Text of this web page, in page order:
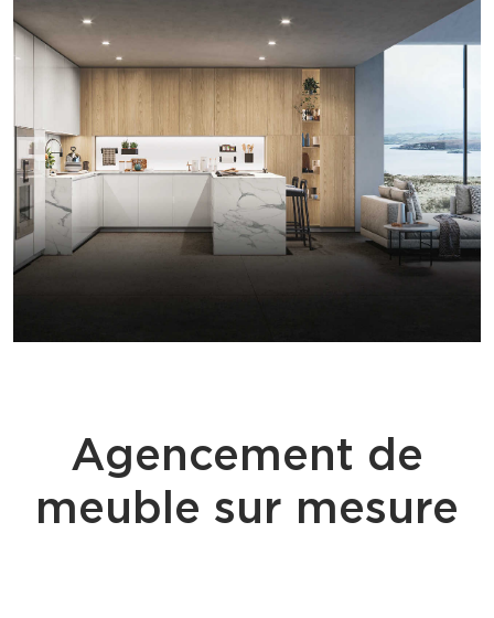
Agencement de
meuble sur mesure